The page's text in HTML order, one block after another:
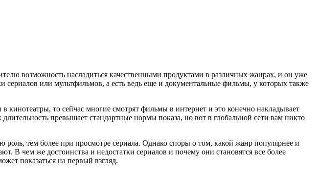
возможность насладиться качественными продуктами в различных жанрах, и он уже
или мультфильмов, а есть ведь еще и документальные фильмы, у которых также
кинотеатры, то сейчас многие смотрят фильмы в интернет и это конечно накладывает
превышает стандартные нормы показа, но вот в глобальной сети вам никто
тем более при просмотре сериала. Однако споры о том, какой жанр популярнее и
В чем же достоинства и недостатки сериалов и почему они становятся все более
показаться на первый взгляд.